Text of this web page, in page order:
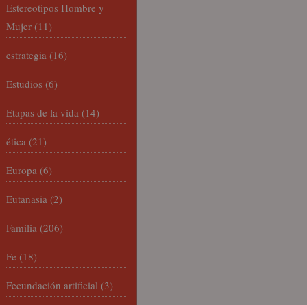
Estereotipos Hombre y
Mujer (11)
estrategia (16)
Estudios (6)
Etapas de la vida (14)
ética (21)
Europa (6)
Eutanasia (2)
Familia (206)
Fe (18)
Fecundación artificial (3)